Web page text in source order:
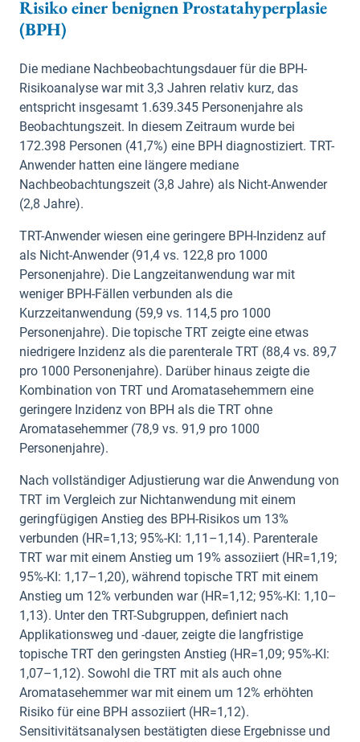
Risiko einer benignen Prostatahyperplasie
(BPH)
Die mediane Nachbeobachtungsdauer für die BPH-
Risikoanalyse war mit 3,3 Jahren relativ kurz, das
entspricht insgesamt 1.639.345 Personenjahre als
Beobachtungszeit. In diesem Zeitraum wurde bei
172.398 Personen (41,7%) eine BPH diagnostiziert. TRT-
Anwender hatten eine längere mediane
Nachbeobachtungszeit (3,8 Jahre) als Nicht-Anwender
(2,8 Jahre).
TRT-Anwender wiesen eine geringere BPH-Inzidenz auf
als Nicht-Anwender (91,4 vs. 122,8 pro 1000
Personenjahre). Die Langzeitanwendung war mit
weniger BPH-Fällen verbunden als die
Kurzzeitanwendung (59,9 vs. 114,5 pro 1000
Personenjahre). Die topische TRT zeigte eine etwas
niedrigere Inzidenz als die parenterale TRT (88,4 vs. 89,7
pro 1000 Personenjahre). Darüber hinaus zeigte die
Kombination von TRT und Aromatasehemmern eine
geringere Inzidenz von BPH als die TRT ohne
Aromatasehemmer (78,9 vs. 91,9 pro 1000
Personenjahre).
Nach vollständiger Adjustierung war die Anwendung von
TRT im Vergleich zur Nichtanwendung mit einem
geringfügigen Anstieg des BPH-Risikos um 13%
verbunden (HR=1,13; 95%-KI: 1,11–1,14). Parenterale
TRT war mit einem Anstieg um 19% assoziiert (HR=1,19;
95%-KI: 1,17–1,20), während topische TRT mit einem
Anstieg um 12% verbunden war (HR=1,12; 95%-KI: 1,10–
1,13). Unter den TRT-Subgruppen, definiert nach
Applikationsweg und -dauer, zeigte die langfristige
topische TRT den geringsten Anstieg (HR=1,09; 95%-KI:
1,07–1,12). Sowohl die TRT mit als auch ohne
Aromatasehemmer war mit einem um 12% erhöhten
Risiko für eine BPH assoziiert (HR=1,12).
Sensitivitätsanalysen bestätigten diese Ergebnisse und